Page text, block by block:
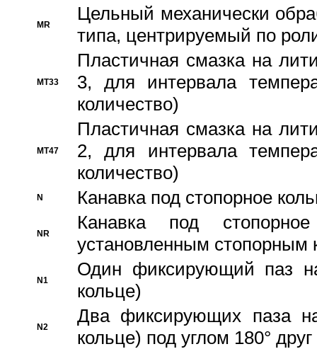
MR
Цельный механически
типа, центрируемый по
MT33
Пластичная смазка на
3, для интервала
количество)
MT47
Пластичная смазка на
2, для интервала
количество)
N Канавка под стопорное
NR
Канавка под
установленным стопорным
N1
Один фиксирующий паз
кольце)
N2
Два фиксирующих паза
кольце) под углом 180° друг